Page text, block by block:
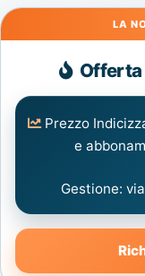
Gas
Offerta
Prezzo
e
Gestione: